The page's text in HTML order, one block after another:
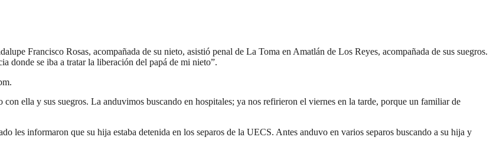
Francisco Rosas, acompañada de su nieto, asistió penal de La Toma en Amatlán de Los Reyes, acompañada de sus suegros.
donde se iba a tratar la liberación del papá de mi nieto”.
ella y sus suegros. La anduvimos buscando en hospitales; ya nos refirieron el viernes en la tarde, porque un familiar de
les informaron que su hija estaba detenida en los separos de la UECS. Antes anduvo en varios separos buscando a su hija y